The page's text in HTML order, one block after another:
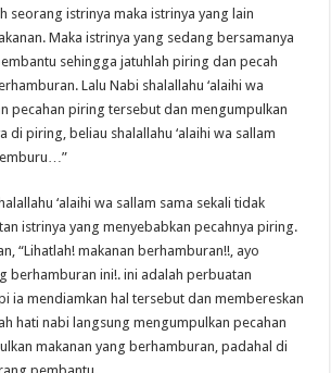
seorang istrinya maka istrinya yang lain
Maka istrinya yang sedang bersamanya
sehingga jatuhlah piring dan pecah
Lalu Nabi shalallahu ‘alaihi wa
pecahan piring tersebut dan mengumpulkan
di piring, beliau shalallahu ‘alaihi wa sallam
‘alaihi wa sallam sama sekali tidak
istrinya yang menyebabkan pecahnya piring.
“Lihatlah! makanan berhamburan!!, ayo
berhamburan ini!. ini adalah perbuatan
ia mendiamkan hal tersebut dan membereskan
hati nabi langsung mengumpulkan pecahan
makanan yang berhamburan, padahal di